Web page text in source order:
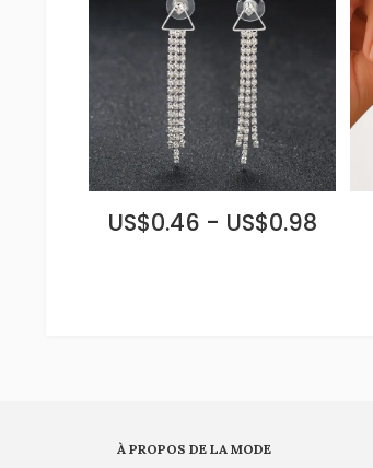
US$0.46 - US$0.98
À PROPOS DE LA MODE